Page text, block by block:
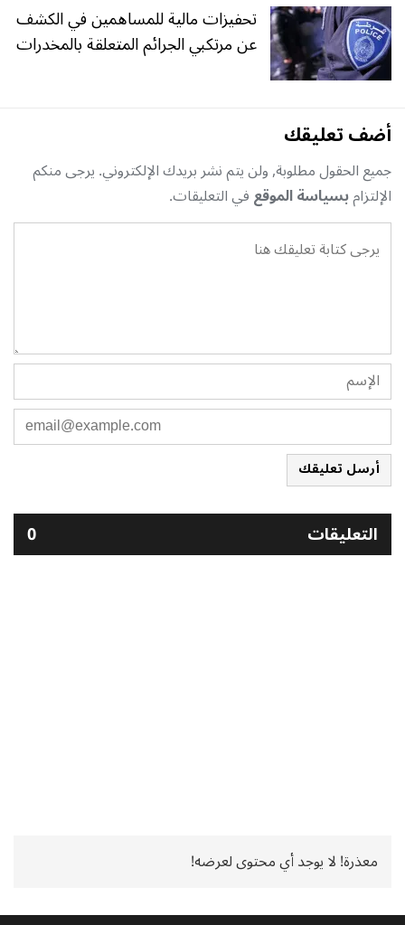
تحفيزات مالية للمساهمين في الكشف
عن مرتكبي الجرائم المتعلقة بالمخدرات
أضف تعليقك
جميع الحقول مطلوبة, ولن يتم نشر بريدك الإلكتروني. يرجى منكم
الإلتزامبسياسة الموقعفي التعليقات.
أرسل تعليقك
التعليقات 0
معذرة! لا يوجد أي محتوى لعرضه!